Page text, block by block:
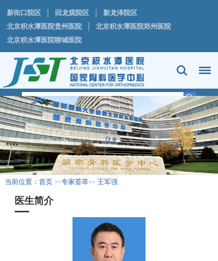
新街口院区 回龙观院区
新龙泽院区
北京积水潭医院贵州医院
北京积水潭医院郑州医院
北京积水潭医院聊城医院
当前位置： 首页 >>专家荟萃>> 王军强
医生简介